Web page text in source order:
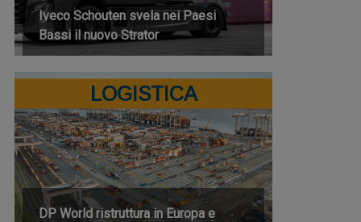
Iveco Schouten svela nei Paesi
Bassi il nuovo Strator
LOGISTICA
DP World ristruttura in Europa e